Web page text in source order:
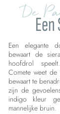
De
Een elegante
bewaart de
hoofdrol
Comete weet de
bewaart te
zijn de
indigo kleur
mannelijke bruin.